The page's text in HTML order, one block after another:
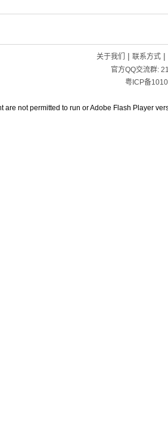
关于我们 | 联系方式|
官方QQ交流群:
粤ICP备
are not permitted to run or Adobe Flash Player